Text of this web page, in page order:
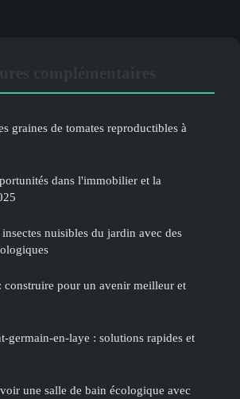
graines de tomates reproductibles à
dans l'immobilier et la
nuisibles du jardin avec des
construire pour un avenir meilleur et
germain-en-laye : solutions rapides et
une salle de bain écologique avec